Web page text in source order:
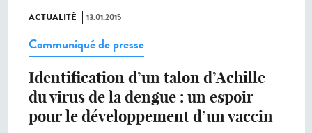
ACTUALITÉ 13.01.2015
Communiqué de presse
Identification d’un talon d’Achille
du virus de la dengue : un espoir
pour le développement d’un vaccin